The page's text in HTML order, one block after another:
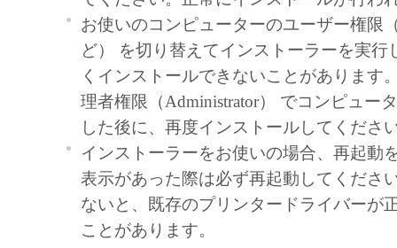
しくは削除してはなりません。
４．所有権
「本ソフトウェア」に係る権原および所有
によりキヤノンまたはキヤノンのライセン
す。
５．輸出
お客様は、日本国政府または関連する外国
許可等を得ることなしに、「本ソフトウェ
は一部を、直接または間接に輸出してはな
お使いのコンピューターのユーザー権限
ど） を切り替えてインストーラーを実行
くインストールできないことがあります
理者権限（Administrator） でコンピュー
した後に、再度インストールしてくださ
インストーラーをお使いの場合、再起動
表示があった際は必ず再起動してくださ
ないと、既存のプリンタードライバーが
ことがあります。